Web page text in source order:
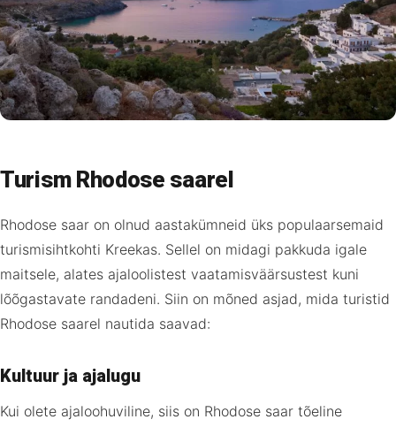
Turism Rhodose saarel
Rhodose saar on olnud aastakümneid üks populaarsemaid
turismisihtkohti Kreekas. Sellel on midagi pakkuda igale
maitsele, alates ajaloolistest vaatamisväärsustest kuni
lõõgastavate randadeni. Siin on mõned asjad, mida turistid
Rhodose saarel nautida saavad:
Kultuur ja ajalugu
Kui olete ajaloohuviline, siis on Rhodose saar tõeline